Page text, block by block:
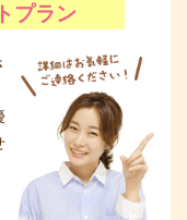
プラン